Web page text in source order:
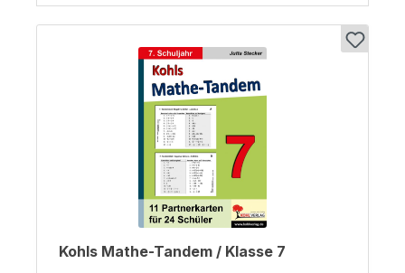
Kohls Mathe-Tandem / Klasse 7